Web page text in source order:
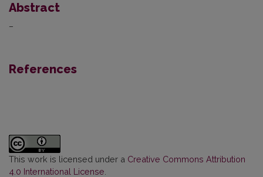
Abstract
–
References
This work is licensed under a Creative Commons Attribution
4.0 International License